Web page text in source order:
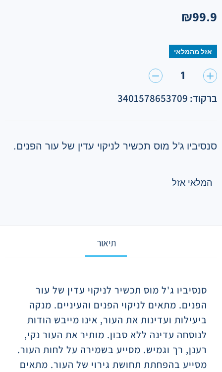
₪99.9
אזל מהמלאי
1
ברקוד: 3401578653709
סנסיביו ג'ל מוס תכשיר לניקוי עדין של עור הפנים.
המלאי אזל
תיאור
סנסיביו ג'ל מוס תכשיר לניקוי עדין של עור
הפנים. מתאים לניקוי הפנים והעיניים. מנקה
ביעילות ועדינות את העור, אינו מייבש הודות
לנוסחה עדינה ללא סבון. מותיר את העור נקי,
רענן, רך וגמיש. מסייע בשמירה על לחות העור.
מסייע בהפחתת תחושת גירוי של העור. מתאים